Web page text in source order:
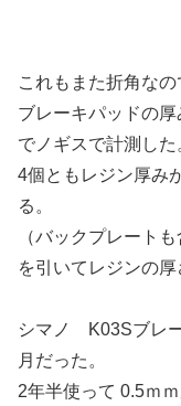
これもまた折角なの
ブレーキパッドの
でノギスで計測した
4個ともレジン厚み
る。
（バックプレート
を引いてレジンの厚
シマノ K03Sブレ
月だった。
2年半使って 0.5ｍ